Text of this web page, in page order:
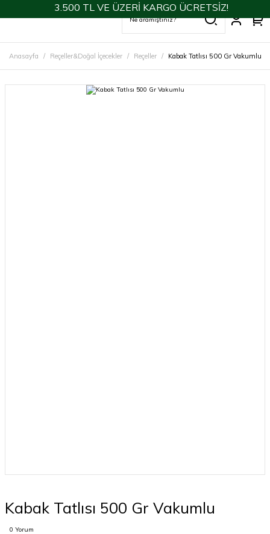
Anasayfa Reçeller&Doğal İçecekler Reçeller Kabak Tatlısı 500 Gr Vakumlu
Kabak Tatlısı 500 Gr Vakumlu
0 Yorum
3.500 TL VE ÜZERİ KARGO ÜCRETSİZ!